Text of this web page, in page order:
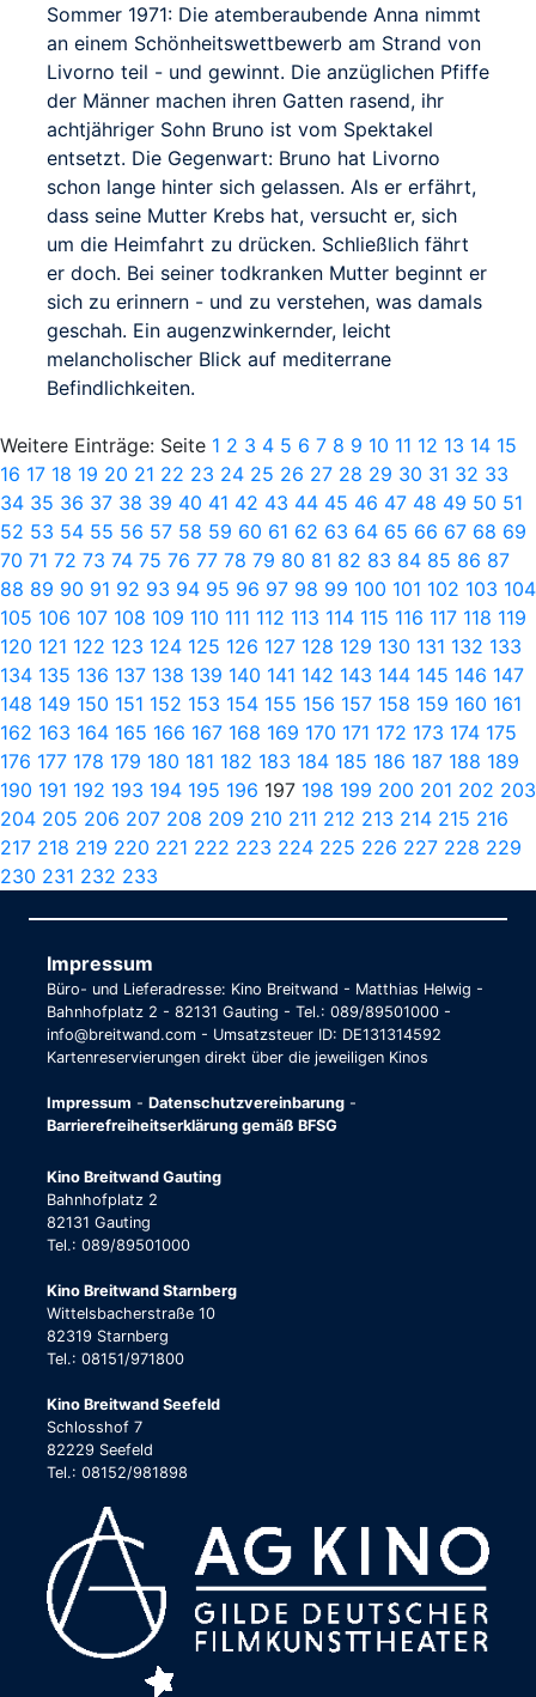
Sommer 1971: Die atemberaubende Anna nimmt
an einem Schönheitswettbewerb am Strand von
Livorno teil - und gewinnt. Die anzüglichen Pfiffe
der Männer machen ihren Gatten rasend, ihr
achtjähriger Sohn Bruno ist vom Spektakel
entsetzt. Die Gegenwart: Bruno hat Livorno
schon lange hinter sich gelassen. Als er erfährt,
dass seine Mutter Krebs hat, versucht er, sich
um die Heimfahrt zu drücken. Schließlich fährt
er doch. Bei seiner todkranken Mutter beginnt er
sich zu erinnern - und zu verstehen, was damals
geschah. Ein augenzwinkernder, leicht
melancholischer Blick auf mediterrane
Befindlichkeiten.
Weitere Einträge: Seite 1 2 3 4 5 6 7 8 9 10 11 12 13 14 15
16 17 18 19 20 21 22 23 24 25 26 27 28 29 30 31 32 33
34 35 36 37 38 39 40 41 42 43 44 45 46 47 48 49 50 51
52 53 54 55 56 57 58 59 60 61 62 63 64 65 66 67 68 69
70 71 72 73 74 75 76 77 78 79 80 81 82 83 84 85 86 87
88 89 90 91 92 93 94 95 96 97 98 99 100 101 102 103 104
105 106 107 108 109 110 111 112 113 114 115 116 117 118 119
120 121 122 123 124 125 126 127 128 129 130 131 132 133
134 135 136 137 138 139 140 141 142 143 144 145 146 147
148 149 150 151 152 153 154 155 156 157 158 159 160 161
162 163 164 165 166 167 168 169 170 171 172 173 174 175
176 177 178 179 180 181 182 183 184 185 186 187 188 189
190 191 192 193 194 195 196 197 198 199 200 201 202 203
204 205 206 207 208 209 210 211 212 213 214 215 216
217 218 219 220 221 222 223 224 225 226 227 228 229
230 231 232 233
Impressum
Büro- und Lieferadresse: Kino Breitwand - Matthias Helwig -
Bahnhofplatz 2 - 82131 Gauting - Tel.: 089/89501000 -
info@breitwand.com - Umsatzsteuer ID: DE131314592
Kartenreservierungen direkt über die jeweiligen Kinos
Impressum - Datenschutzvereinbarung -
Barrierefreiheitserklärung gemäß BFSG
Kino Breitwand Gauting
Bahnhofplatz 2
82131 Gauting
Tel.: 089/89501000
Kino Breitwand Starnberg
Wittelsbacherstraße 10
82319 Starnberg
Tel.: 08151/971800
Kino Breitwand Seefeld
Schlosshof 7
82229 Seefeld
Tel.: 08152/981898